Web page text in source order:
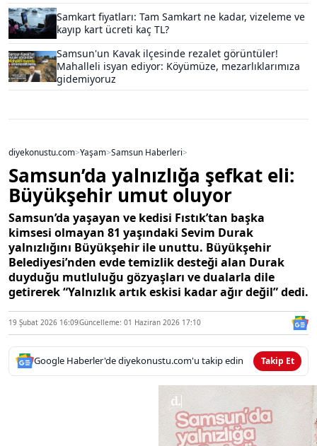
Samkart fiyatları: Tam Samkart ne kadar, vizeleme ve
kayıp kart ücreti kaç TL?
Samsun'un Kavak ilçesinde rezalet görüntüler!
Mahalleli isyan ediyor: Köyümüze, mezarlıklarımıza
gidemiyoruz
diyekonustu.com>Yaşam>Samsun Haberleri>
Samsun’da yalnızlığa şefkat eli:
Büyükşehir umut oluyor
Samsun’da yaşayan ve kedisi Fıstık’tan başka
kimsesi olmayan 81 yaşındaki Sevim Durak
yalnızlığını Büyükşehir ile unuttu. Büyükşehir
Belediyesi’nden evde temizlik desteği alan Durak
duyduğu mutluluğu gözyaşları ve dualarla dile
getirerek “Yalnızlık artık eskisi kadar ağır değil” dedi.
19 Şubat 2026 16:09Güncelleme: 01 Haziran 2026 17:10
Google Haberler'de diyekonustu.com'u takip edin Takip Et